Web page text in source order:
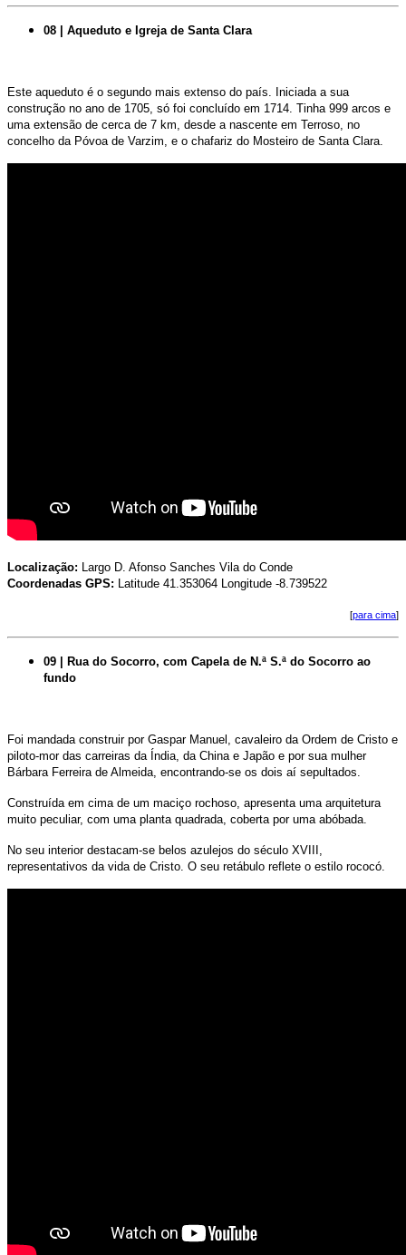
08 | Aqueduto e Igreja de Santa Clara
Este aqueduto é o segundo mais extenso do país. Iniciada a sua
construção no ano de 1705, só foi concluído em 1714. Tinha 999 arcos e
uma extensão de cerca de 7 km, desde a nascente em Terroso, no
concelho da Póvoa de Varzim, e o chafariz do Mosteiro de Santa Clara.
Localização: Largo D. Afonso Sanches Vila do Conde
Coordenadas GPS: Latitude 41.353064 Longitude -8.739522
[para cima]
09 | Rua do Socorro, com Capela de N.ª S.ª do Socorro ao
fundo
Foi mandada construir por Gaspar Manuel, cavaleiro da Ordem de Cristo e
piloto-mor das carreiras da Índia, da China e Japão e por sua mulher
Bárbara Ferreira de Almeida, encontrando-se os dois aí sepultados.
Construída em cima de um maciço rochoso, apresenta uma arquitetura
muito peculiar, com uma planta quadrada, coberta por uma abóbada.
No seu interior destacam-se belos azulejos do século XVIII,
representativos da vida de Cristo. O seu retábulo reflete o estilo rococó.